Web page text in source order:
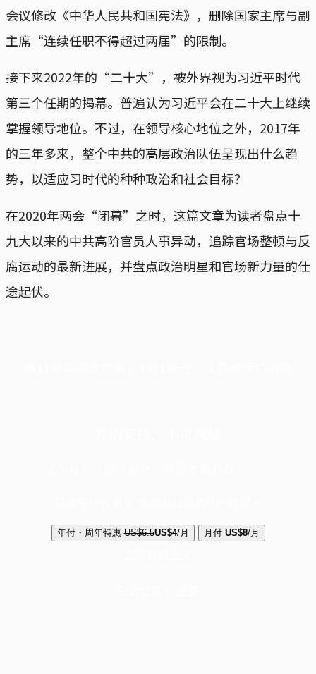
会议修改《中华人民共和国宪法》，删除国家主席与副
主席“连续任职不得超过两届”的限制。
接下来2022年的“二十大”，被外界视为习近平时代
第三个任期的揭幕。普遍认为习近平会在二十大上继续
掌握领导地位。不过，在领导核心地位之外，2017年
的三年多来，整个中共的高层政治队伍呈现出什么趋
势，以适应习时代的种种政治和社会目标？
在2020年两会“闭幕”之时，这篇文章为读者盘点十
九大以来的中共高阶官员人事异动，追踪官场整顿与反
腐运动的最新进展，并盘点政治明星和官场新力量的仕
途起伏。
年付・周年特惠 US$6.5US$4/月 月付 US$8/月